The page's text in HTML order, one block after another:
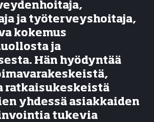
ja työterveyshoitaja,
kokemus
ja
Hän hyödyntää
ratkaisukeskeistä
yhdessä asiakkaiden
tukevia